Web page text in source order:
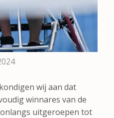
wij aan dat
winnares van de
uitgeroepen tot